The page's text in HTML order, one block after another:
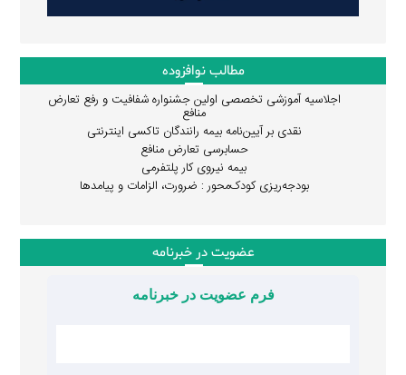
مطالب نوافزوده
اجلاسیه آموزشی تخصصی اولین جشنواره شفافیت و رفع تعارض
منافع
نقدی بر آیین‌نامه بیمه رانندگان تاکسی اینترنتی
حسابرسی تعارض منافع
بیمه نیروی کار پلتفرمی
بودجه‌ریزی کودک‌محور : ضرورت، الزامات و پیامدها
عضویت در خبرنامه
فرم عضویت در خبرنامه